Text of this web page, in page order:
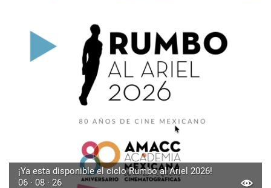
¡Ya esta disponible el ciclo Rumbo al Ariel 2026!
06 · 08 · 26